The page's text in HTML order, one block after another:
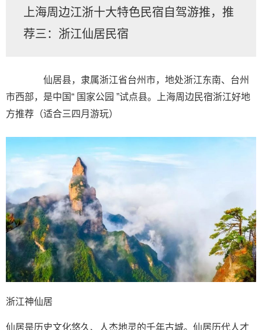
上海周边江浙十大特色民宿自驾游推，推
荐三：浙江仙居民宿
仙居县，隶属浙江省台州市，地处浙江东南、台州
市西部，是中国“ 国家公园 ”试点县。上海周边民宿浙江好地
方推荐（适合三四月游玩）
浙江神仙居
仙居是历史文化悠久、人杰地灵的千年古城。仙居历代人才